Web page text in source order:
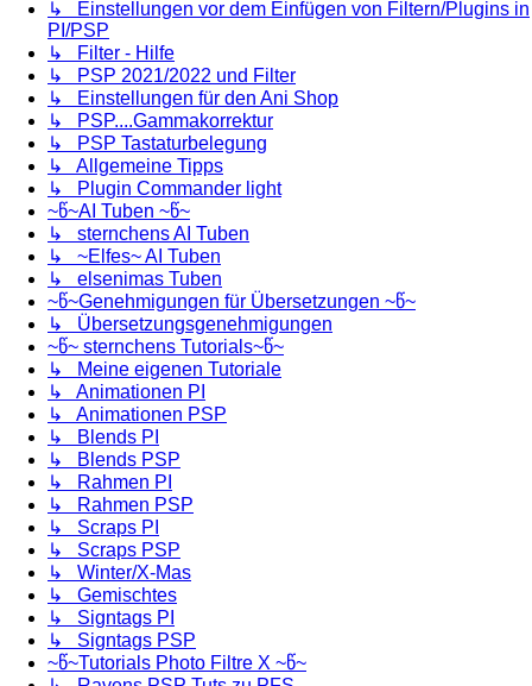
↳ Einstellungen vor dem Einfügen von Filtern/Plugins in
PI/PSP
↳ Filter - Hilfe
↳ PSP 2021/2022 und Filter
↳ Einstellungen für den Ani Shop
↳ PSP....Gammakorrektur
↳ PSP Tastaturbelegung
↳ Allgemeine Tipps
↳ Plugin Commander light
~წ~AI Tuben ~წ~
↳ sternchens AI Tuben
↳ ~Elfes~ AI Tuben
↳ elsenimas Tuben
~წ~Genehmigungen für Übersetzungen ~წ~
↳ Übersetzungsgenehmigungen
~წ~ sternchens Tutorials~წ~
↳ Meine eigenen Tutoriale
↳ Animationen PI
↳ Animationen PSP
↳ Blends PI
↳ Blends PSP
↳ Rahmen PI
↳ Rahmen PSP
↳ Scraps PI
↳ Scraps PSP
↳ Winter/X-Mas
↳ Gemischtes
↳ Signtags PI
↳ Signtags PSP
~წ~Tutorials Photo Filtre X ~წ~